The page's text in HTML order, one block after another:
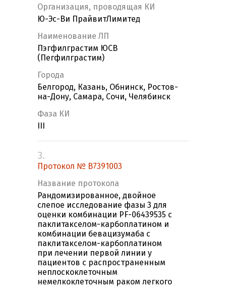
Организация, проводящая КИ
Ю-Эс-Ви ПрайвитЛимитед
Наименование ЛП
Пэгфилграстим ЮСВ
(Пегфилграстим)
Города
Белгород, Казань, Обнинск, Ростов-
на-Дону, Самара, Сочи, Челябинск
Фаза КИ
3.
Протокол № B7391003
Название протокола
Рандомизированное, двойное
слепое исследование фазы 3 для
оценки комбинации PF-06439535 с
паклитакселом-карбоплатином и
комбинации бевацизумаба с
паклитакселом-карбоплатином
при лечении первой линии у
пациентов с распространенным
неплоскоклеточным
немелкоклеточным раком легкого